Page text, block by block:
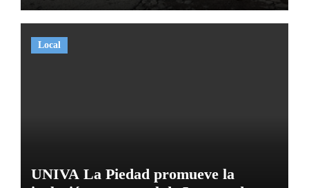
Local
UNIVA La Piedad promueve la